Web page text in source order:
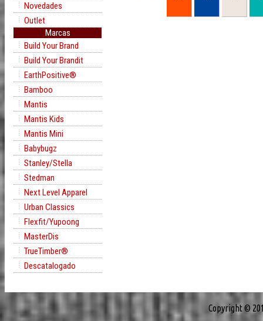
Novedades
Outlet
Marcas
Build Your Brand
Build Your Brandit
EarthPositive®
Bamboo
Mantis
Mantis Kids
Mantis Mini
Babybugz
Stanley/Stella
Stedman
Next Level Apparel
Urban Classics
Flexfit/Yupoong
MasterDis
TrueTimber®
Descatalogado
Copyright ©